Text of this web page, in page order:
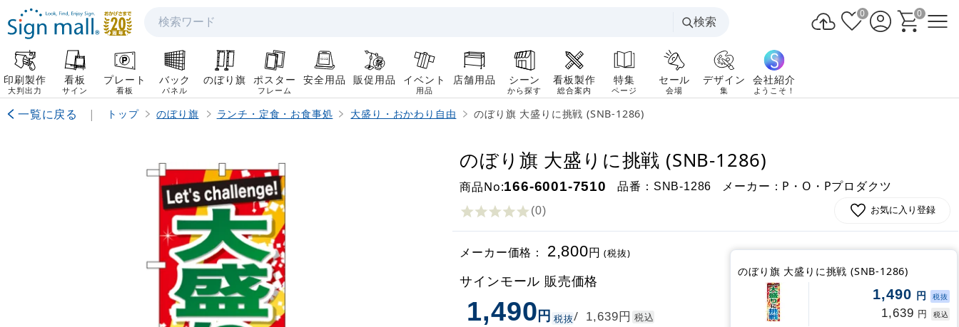
検索
検索
0 0
印刷製作
大判出力
看板
サイン
プレート
看板
バック
パネル
のぼり旗 ポスター
フレーム
安全用品 販促用品 イベント
用品
店舗用品 シーン
から探す
看板製作
総合案内
特集
ページ
セール
会場
デザイン
集
会社紹介
ようこそ！
一覧に戻る | トップ のぼり旗 ランチ・定食・お食事処 大盛り・おかわり自由 のぼり旗 大盛りに挑戦 (SNB-1286)
のぼり旗 大盛りに挑戦 (SNB-1286)
商品No:166-6001-7510 品番： SNB-1286 メーカー：P・O・Pプロダクツ
(0) お気に入り登録
メーカー価格： 2,800円(税抜)
サインモール 販売価格
1,490円 税抜/ 1,639円 税込
のぼり旗 大盛りに挑戦 (SNB-1286)
1,490 円 税抜
1,639 円 税込